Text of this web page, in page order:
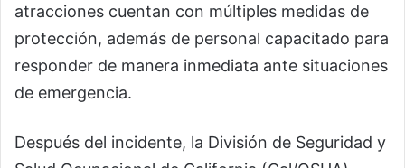
atracciones cuentan con múltiples medidas de
protección, además de personal capacitado para
responder de manera inmediata ante situaciones
de emergencia.
Después del incidente, la División de Seguridad y